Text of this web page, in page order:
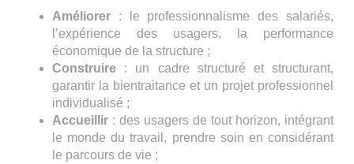
Améliorer : le professionnalisme des salariés,
l’expérience des usagers, la performance
économique de la structure ;
Construire : un cadre structuré et structurant,
garantir la bientraitance et un projet professionnel
individualisé ;
Accueillir : des usagers de tout horizon, intégrant
le monde du travail, prendre soin en considérant
le parcours de vie ;